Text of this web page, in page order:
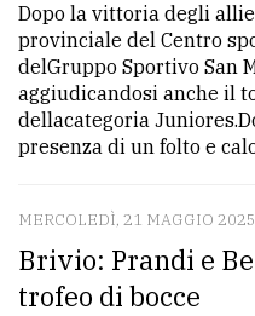
Dopo la vittoria degli
provinciale del Centro
delGruppo Sportivo San
aggiudicandosi anche il
dellacategoria
presenza di un folto e
MERCOLEDÌ, 21 MAGGIO
Brivio: Prandi e
trofeo di bocce